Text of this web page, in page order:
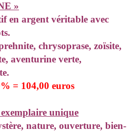
»
en argent véritable avec
chrysoprase, zoïsite,
aventurine verte,
= 104,00 euros
unique
nature, ouverture, bien-